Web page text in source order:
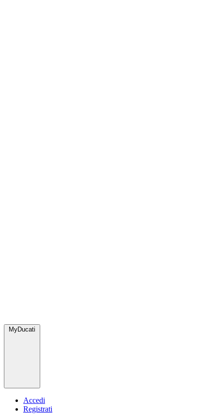
MyDucati
Accedi
Registrati